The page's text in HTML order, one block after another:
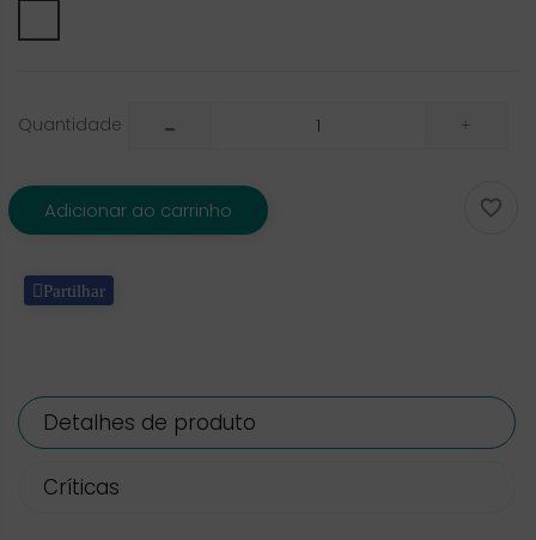
Quantidade
Adicionar ao carrinho
Partilhar

Detalhes de produto
Críticas